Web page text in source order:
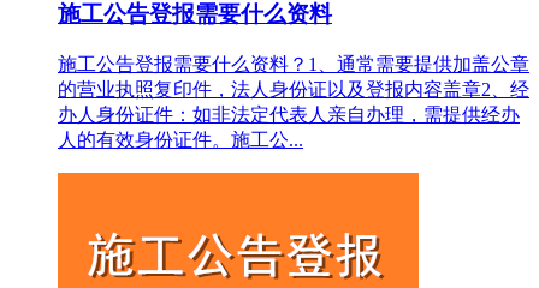
施工公告登报需要什么资料
施工公告登报需要什么资料？1‌、通常需要提供加盖公章
的营业执照复印件，法人身份证以及登报内容盖章2、经
办人身份证件‌：如非法定代表人亲自办理，需提供经办
人的有效身份证件。施工公...